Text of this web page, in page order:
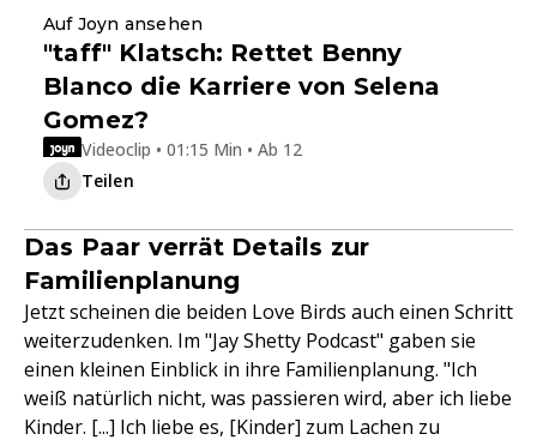
Auf Joyn ansehen
"taff" Klatsch: Rettet Benny
Blanco die Karriere von Selena
Gomez?
Videoclip • 01:15 Min • Ab 12
Teilen
Das Paar verrät Details zur
Familienplanung
Jetzt scheinen die beiden Love Birds auch einen Schritt
weiterzudenken. Im "Jay Shetty Podcast" gaben sie
einen kleinen Einblick in ihre Familienplanung. "Ich
weiß natürlich nicht, was passieren wird, aber ich liebe
Kinder. [...] Ich liebe es, [Kinder] zum Lachen zu